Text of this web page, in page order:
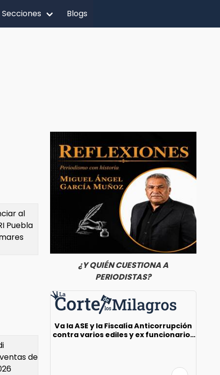
Secciones Blogs
al
Puebla
de
¿Y QUIÉN CUESTIONA A
PERIODISTAS?
Va la ASE y la Fiscalía Anticorrupción
contra varios ediles y ex funcionarios